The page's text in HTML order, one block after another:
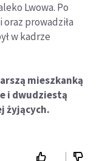
Lwowa. Po
prowadziła
w kadrze
mieszkanką
i dwudziestą
żyjących.